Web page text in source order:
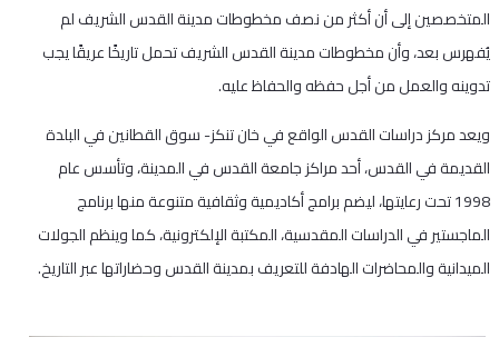
المتخصصين إلى أن أكثر من نصف مخطوطات مدينة القدس الشريف لم
يُفهرس بعد، وأن مخطوطات مدينة القدس الشريف تحمل تاريخًا عريقًا يجب
تدوينه والعمل من أجل حفظه والحفاظ عليه.
ويعد مركز دراسات القدس الواقع في خان تنكز- سوق القطانين في البلدة
القديمة في القدس، أحد مراكز جامعة القدس في المدينة، وتأسس عام
1998 تحت رعايتها، ليضم برامج أكاديمية وثقافية متنوعة منها برنامج
الماجستير في الدراسات المقدسية، المكتبة الإلكترونية، كما وينظم الجولات
الميدانية والمحاضرات الهادفة للتعريف بمدينة القدس وحضاراتها عبر التاريخ.